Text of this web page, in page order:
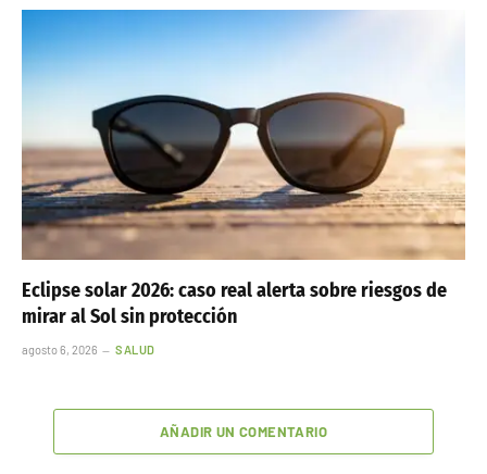
Eclipse solar 2026: caso real alerta sobre riesgos de
mirar al Sol sin protección
agosto 6, 2026 SALUD
AÑADIR UN COMENTARIO